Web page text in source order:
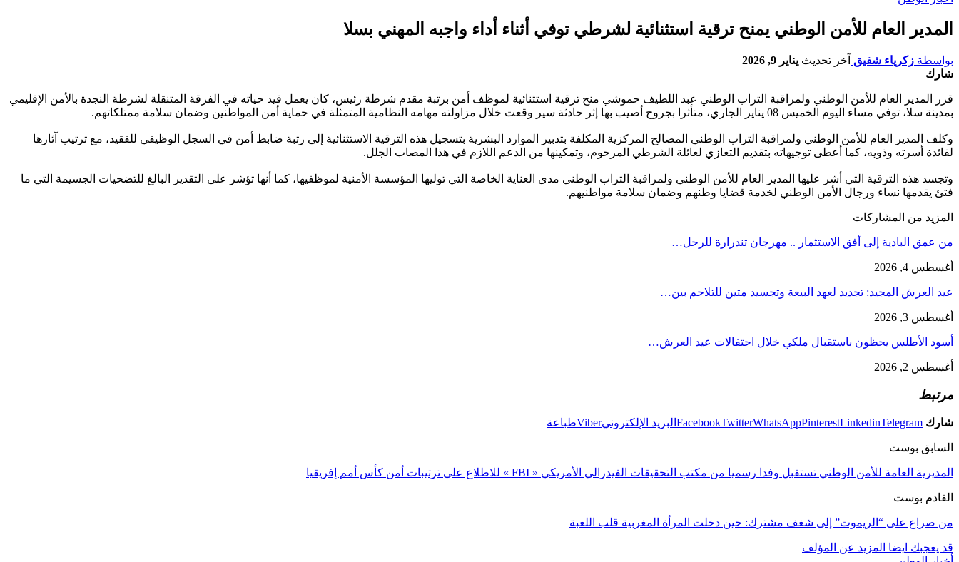
المدير العام للأمن الوطني يمنح ترقية استثنائية لشرطي توفي أثناء أداء واجبه المهني بسلا
بواسطة زكرياء شفيق آخر تحديث يناير 9, 2026
شارك
قرر المدير العام للأمن الوطني ولمراقبة التراب الوطني عبد اللطيف حموشي منح ترقية استثنائية لموظف أمن برتبة مقدم شرطة رئيس، كان يعمل قيد حياته في الفرقة المتنقلة لشرطة النجدة بالأمن الإقليمي
بمدينة سلا، توفي مساء اليوم الخميس 08 يناير الجاري، متأثرا بجروح أصيب بها إثر حادثة سير وقعت خلال مزاولته مهامه النظامية المتمثلة في حماية أمن المواطنين وضمان سلامة ممتلكاتهم.
وكلف المدير العام للأمن الوطني ولمراقبة التراب الوطني المصالح المركزية المكلفة بتدبير الموارد البشرية بتسجيل هذه الترقية الاستثنائية إلى رتبة ضابط أمن في السجل الوظيفي للفقيد، مع ترتيب آثارها
لفائدة أسرته وذويه، كما أعطى توجيهاته بتقديم التعازي لعائلة الشرطي المرحوم، وتمكينها من الدعم اللازم في هذا المصاب الجلل.
وتجسد هذه الترقية التي أشر عليها المدير العام للأمن الوطني ولمراقبة التراب الوطني مدى العناية الخاصة التي توليها المؤسسة الأمنية لموظفيها، كما أنها تؤشر على التقدير البالغ للتضحيات الجسيمة التي ما
فتئ يقدمها نساء ورجال الأمن الوطني لخدمة قضايا وطنهم وضمان سلامة مواطنيهم.
المزيد من المشاركات
من عمق البادية إلى أفق الاستثمار .. مهرجان تندرارة للرحل…
أغسطس 4, 2026
عيد العرش المجيد: تجديد لعهد البيعة وتجسيد متين للتلاحم بين…
أغسطس 3, 2026
أسود الأطلس يحظون باستقبال ملكي خلال احتفالات عيد العرش…
أغسطس 2, 2026
مرتبط
شارك FacebookTwitterWhatsAppPinterestLinkedinTelegram البريد الإلكترونيViberطباعة
السابق بوست
المديرية العامة للأمن الوطني تستقبل وفدا رسميا من مكتب التحقيقات الفيدرالي الأمريكي « FBI » للاطلاع على ترتيبات أمن كأس أمم إفريقيا
القادم بوست
من صراع على “الريموت” إلى شغف مشترك: حين دخلت المرأة المغربية قلب اللعبة
قد يعجبك ايضا المزيد عن المؤلف